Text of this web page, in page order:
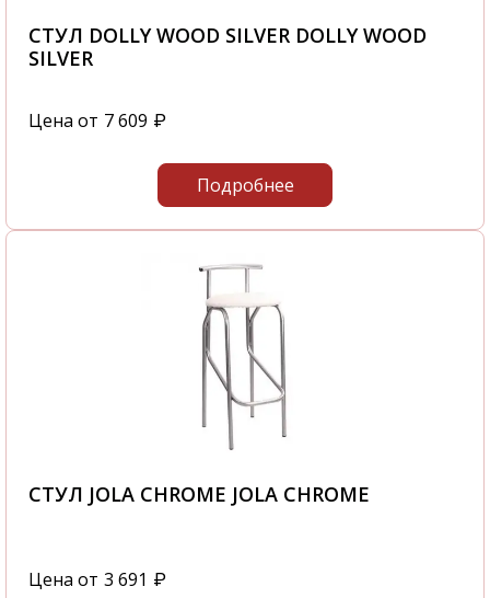
СТУЛ DOLLY WOOD SILVER DOLLY WOOD
SILVER
Цена от 7 609 ₽
Подробнее
СТУЛ JOLA CHROME JOLA CHROME
Цена от 3 691 ₽